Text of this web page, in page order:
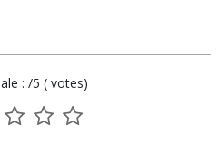
: /5 ( votes)
2
3
4